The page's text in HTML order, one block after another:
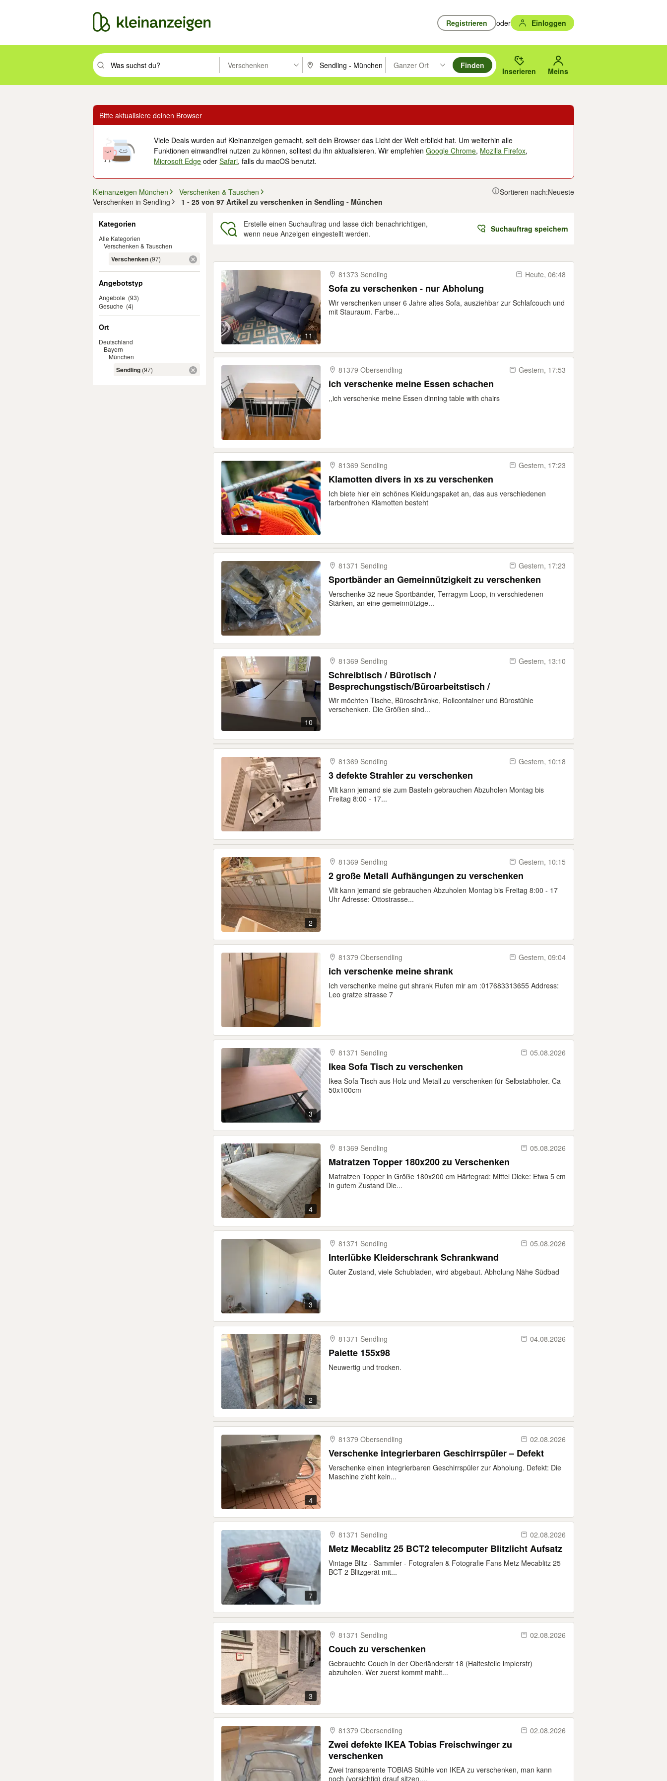
Registrieren oder Einloggen
Suchbegriff eingeben. Eingabetaste drücken um zu suchen, oder Vorschläge mit den Pfeiltasten nach oben/unten durchsuchen und mit Eingabetaste auswählen.
Verschenken PLZ oder Ort eingeben. Eingabetaste drücken um zu suchen, oder Vorschläge mit den Pfeiltasten nach oben/
Ganzer Ort
Suche im Umkreis des gewählten Orts oder PLZ.
Finden
Inserieren Meins
Bitte aktualisiere deinen Browser
Viele Deals wurden auf Kleinanzeigen gemacht, seit dein Browser das Licht der Welt erblickt hat. Um weiterhin alle
Funktionen einwandfrei nutzen zu können, solltest du ihn aktualisieren. Wir empfehlenGoogle Chrome, Mozilla Firefox,
Microsoft Edge oderSafari, falls du macOS benutzt.
Kleinanzeigen München
Verschenken & Tauschen
Verschenken in Sendling
1 - 25 von 97 Artikel zu verschenken in Sendling - München
Sortieren nach:Neueste
Kategorien
Alle Kategorien
Verschenken & Tauschen
Verschenken (97)
Angebotstyp
Angebote (93)
Gesuche (4)
Ort
Deutschland
Bayern
München
Sendling (97)
Erstelle einen Suchauftrag und lasse dich benachrichtigen,
wenn neue Anzeigen eingestellt werden.
Suchauftrag speichern
11
81373 Sendling Heute, 06:48
Sofa zu verschenken - nur Abholung
Wir verschenken unser 6 Jahre altes Sofa, ausziehbar zur Schlafcouch und
mit Stauraum. Farbe...
81379 Obersendling Gestern, 17:53
ich verschenke meine Essen schachen
,,ich verschenke meine Essen dinning table with chairs
81369 Sendling Gestern, 17:23
Klamotten divers in xs zu verschenken
Ich biete hier ein schönes Kleidungspaket an, das aus verschiedenen
farbenfrohen Klamotten besteht
81371 Sendling Gestern, 17:23
Sportbänder an Gemeinnützigkeit zu verschenken
Verschenke 32 neue Sportbänder, Terragym Loop, in verschiedenen
Stärken, an eine gemeinnützige...
10
81369 Sendling Gestern, 13:10
Schreibtisch / Bürotisch /
Besprechungstisch/Büroarbeitstisch /
Wir möchten Tische, Büroschränke, Rollcontainer und Bürostühle
verschenken. Die Größen sind...
81369 Sendling Gestern, 10:18
3 defekte Strahler zu verschenken
Vllt kann jemand sie zum Basteln gebrauchen Abzuholen Montag bis
Freitag 8:00 - 17...
2
81369 Sendling Gestern, 10:15
2 große Metall Aufhängungen zu verschenken
Vllt kann jemand sie gebrauchen Abzuholen Montag bis Freitag 8:00 - 17
Uhr Adresse: Ottostrasse...
81379 Obersendling Gestern, 09:04
ich verschenke meine shrank
Ich verschenke meine gut shrank Rufen mir am :017683313655 Address:
Leo gratze strasse 7
3
81371 Sendling 05.08.2026
Ikea Sofa Tisch zu verschenken
Ikea Sofa Tisch aus Holz und Metall zu verschenken für Selbstabholer. Ca
50x100cm
4
81369 Sendling 05.08.2026
Matratzen Topper 180x200 zu Verschenken
Matratzen Topper in Größe 180x200 cm Härtegrad: Mittel Dicke: Etwa 5 cm
In gutem Zustand Die...
3
81371 Sendling 05.08.2026
Interlübke Kleiderschrank Schrankwand
Guter Zustand, viele Schubladen, wird abgebaut. Abholung Nähe Südbad
2
81371 Sendling 04.08.2026
Palette 155x98
Neuwertig und trocken.
4
81379 Obersendling 02.08.2026
Verschenke integrierbaren Geschirrspüler – Defekt
Verschenke einen integrierbaren Geschirrspüler zur Abholung. Defekt: Die
Maschine zieht kein...
7
81371 Sendling 02.08.2026
Metz Mecablitz 25 BCT2 telecomputer Blitzlicht Aufsatz
Vintage Blitz - Sammler - Fotografen & Fotografie Fans Metz Mecablitz 25
BCT 2 Blitzgerät mit...
3
81371 Sendling 02.08.2026
Couch zu verschenken
Gebrauchte Couch in der Oberländerstr 18 (Haltestelle implerstr)
abzuholen. Wer zuerst kommt mahlt...
81379 Obersendling 02.08.2026
Zwei defekte IKEA Tobias Freischwinger zu
verschenken
Zwei transparente TOBIAS Stühle von IKEA zu verschenken, man kann
noch (vorsichtig) drauf sitzen,...